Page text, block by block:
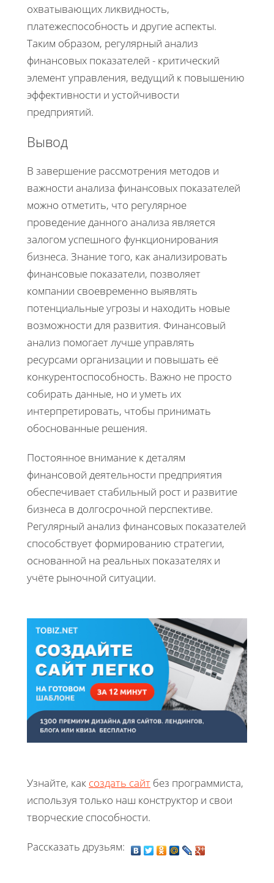
охватывающих ликвидность,
платежеспособность и другие аспекты.
Таким образом, регулярный анализ
финансовых показателей - критический
элемент управления, ведущий к повышению
эффективности и устойчивости
предприятий.
Вывод
В завершение рассмотрения методов и
важности анализа финансовых показателей
можно отметить, что регулярное
проведение данного анализа является
залогом успешного функционирования
бизнеса. Знание того, как анализировать
финансовые показатели, позволяет
компании своевременно выявлять
потенциальные угрозы и находить новые
возможности для развития. Финансовый
анализ помогает лучше управлять
ресурсами организации и повышать её
конкурентоспособность. Важно не просто
собирать данные, но и уметь их
интерпретировать, чтобы принимать
обоснованные решения.
Постоянное внимание к деталям
финансовой деятельности предприятия
обеспечивает стабильный рост и развитие
бизнеса в долгосрочной перспективе.
Регулярный анализ финансовых показателей
способствует формированию стратегии,
основанной на реальных показателях и
учёте рыночной ситуации.
Узнайте, как создать сайт без программиста,
используя только наш конструктор и свои
творческие способности.
Рассказать друзьям: